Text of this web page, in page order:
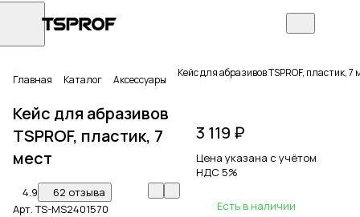
Главная Каталог Аксессуары Кейс для абразивов TSPROF, пластик, 7
Кейс для абразивов
TSPROF, пластик, 7
мест
4.9
62 отзыва
Арт.TS-MS2401570
3 119 ₽
Цена указана с учётом
НДС 5%
Есть в наличии